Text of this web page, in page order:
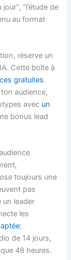
“l’étude de
au format
réserve un
Cette boîte à
gratuites.
audience,
avec un
bonus lead
toujours une
pas
un leader
les
;
de 14 jours,
48 heures.